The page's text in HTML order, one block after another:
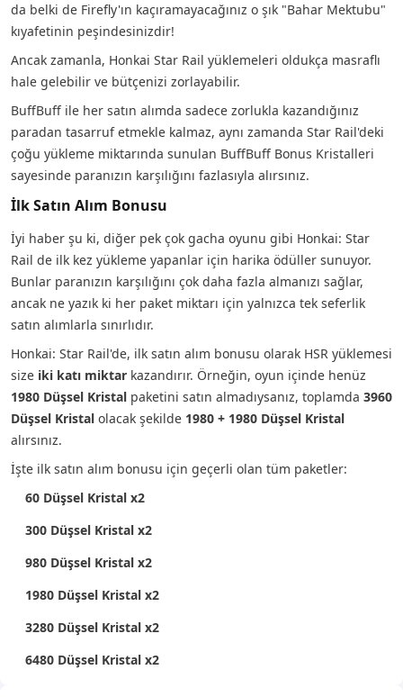
da belki de Firefly'ın kaçıramayacağınız o şık "Bahar Mektubu"
kıyafetinin peşindesinizdir!
Ancak zamanla, Honkai Star Rail yüklemeleri oldukça masraflı
hale gelebilir ve bütçenizi zorlayabilir.
BuffBuff ile her satın alımda sadece zorlukla kazandığınız
paradan tasarruf etmekle kalmaz, aynı zamanda Star Rail'deki
çoğu yükleme miktarında sunulan BuffBuff Bonus Kristalleri
sayesinde paranızın karşılığını fazlasıyla alırsınız.
İlk Satın Alım Bonusu
İyi haber şu ki, diğer pek çok gacha oyunu gibi Honkai: Star
Rail de ilk kez yükleme yapanlar için harika ödüller sunuyor.
Bunlar paranızın karşılığını çok daha fazla almanızı sağlar,
ancak ne yazık ki her paket miktarı için yalnızca tek seferlik
satın alımlarla sınırlıdır.
Honkai: Star Rail'de, ilk satın alım bonusu olarak HSR yüklemesi
size iki katı miktar kazandırır. Örneğin, oyun içinde henüz
1980 Düşsel Kristal paketini satın almadıysanız, toplamda 3960
Düşsel Kristal olacak şekilde 1980 + 1980 Düşsel Kristal
alırsınız.
İşte ilk satın alım bonusu için geçerli olan tüm paketler:
60 Düşsel Kristal x2
300 Düşsel Kristal x2
980 Düşsel Kristal x2
1980 Düşsel Kristal x2
3280 Düşsel Kristal x2
6480 Düşsel Kristal x2